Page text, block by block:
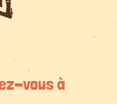
vous à